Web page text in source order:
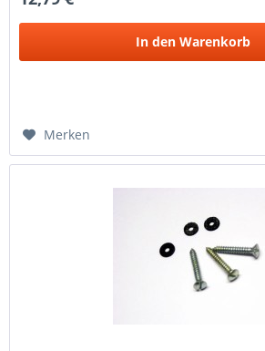
In den Warenkorb
Merken